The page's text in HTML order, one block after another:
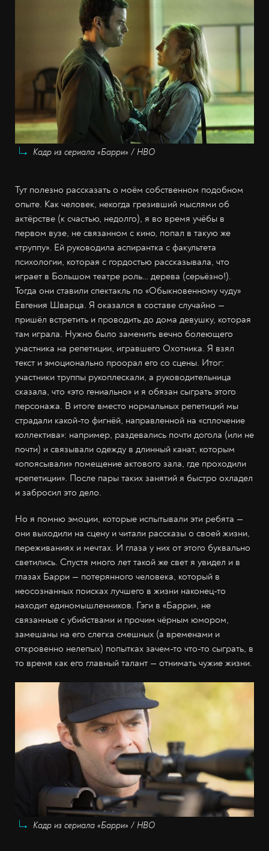
Кадр из сериала «Барри» / HBO
Тут полезно рассказать о моём собственном подобном
опыте. Как человек, некогда грезивший мыслями об
актёрстве (к счастью, недолго), я во время учёбы в
первом вузе, не связанном с кино, попал в такую же
«труппу». Ей руководила аспирантка с факультета
психологии, которая с гордостью рассказывала, что
играет в Большом театре роль… дерева (серьёзно!).
Тогда они ставили спектакль по «Обыкновенному чуду»
Евгения Шварца. Я оказался в составе случайно —
пришёл встретить и проводить до дома девушку, которая
там играла. Нужно было заменить вечно болеющего
участника на репетиции, игравшего Охотника. Я взял
текст и эмоционально проорал его со сцены. Итог:
участники труппы рукоплескали, а руководительница
сказала, что «это гениально» и я обязан сыграть этого
персонажа. В итоге вместо нормальных репетиций мы
страдали какой-то фигнёй, направленной на «сплочение
коллектива»: например, раздевались почти догола (или не
почти) и связывали одежду в длинный канат, которым
«опоясывали» помещение актового зала, где проходили
«репетиции». После пары таких занятий я быстро охладел
и забросил это дело.
Но я помню эмоции, которые испытывали эти ребята —
они выходили на сцену и читали рассказы о своей жизни,
переживаниях и мечтах. И глаза у них от этого буквально
светились. Спустя много лет такой же свет я увидел и в
глазах Барри — потерянного человека, который в
неосознанных поисках лучшего в жизни наконец-то
находит единомышленников. Гэги в «Барри», не
связанные с убийствами и прочим чёрным юмором,
замешаны на его слегка смешных (а временами и
откровенно нелепых) попытках зачем-то что-то сыграть, в
то время как его главный талант — отнимать чужие жизни.
Кадр из сериала «Барри» / HBO